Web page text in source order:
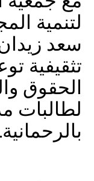
لتنمية
سعد
تثقيفية
الحقوق
لطالبات
بالرحمانية.